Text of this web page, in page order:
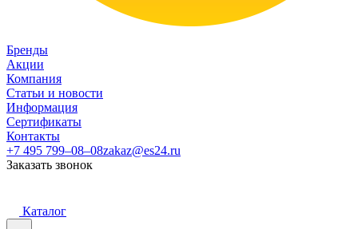
Бренды
Акции
Компания
Статьи и новости
Информация
Сертификаты
Контакты
+7 495 799–08–08zakaz@es24.ru
Заказать звонок
Каталог